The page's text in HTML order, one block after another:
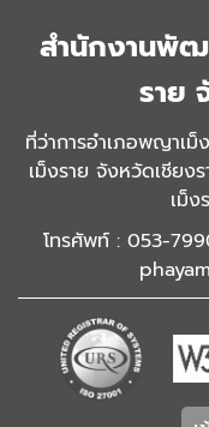
สำนักงานพั
ราย
ที่ว่าการอำเภอพญาเ
เม็งราย จังหวัดเชีย
เม็ง
โทรศัพท์ : 053-